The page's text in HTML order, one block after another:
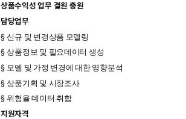
상품수익성 업무 결원 충원
담당업무
§ 신규 및 변경상품 모델링
§ 상품정보 및 필요데이터 생성
§ 모델 및 가정 변경에 대한 영향분석
§ 상품기획 및 시장조사
§ 위험율 데이터 취합
지원자격